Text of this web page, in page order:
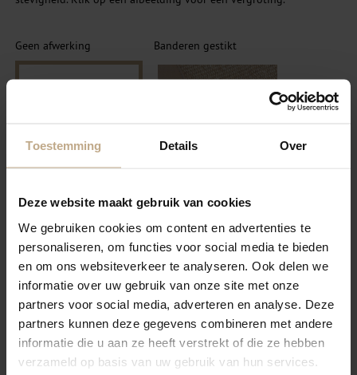
Toestemming Details Over
Deze website maakt gebruik van cookies
We gebruiken cookies om content en advertenties te
personaliseren, om functies voor social media te bieden
en om ons websiteverkeer te analyseren. Ook delen we
informatie over uw gebruik van onze site met onze
partners voor social media, adverteren en analyse. Deze
partners kunnen deze gegevens combineren met andere
informatie die u aan ze heeft verstrekt of die ze hebben
verzameld op basis van uw gebruik van hun services.
Geen afwerking
SELECTEER
Banderen gestikt
SELECTEER
Banderen Blind gestikt
Festonneren garen
wol/nylon